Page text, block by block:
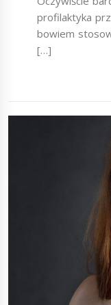
profilaktyka
bowiem
[…]